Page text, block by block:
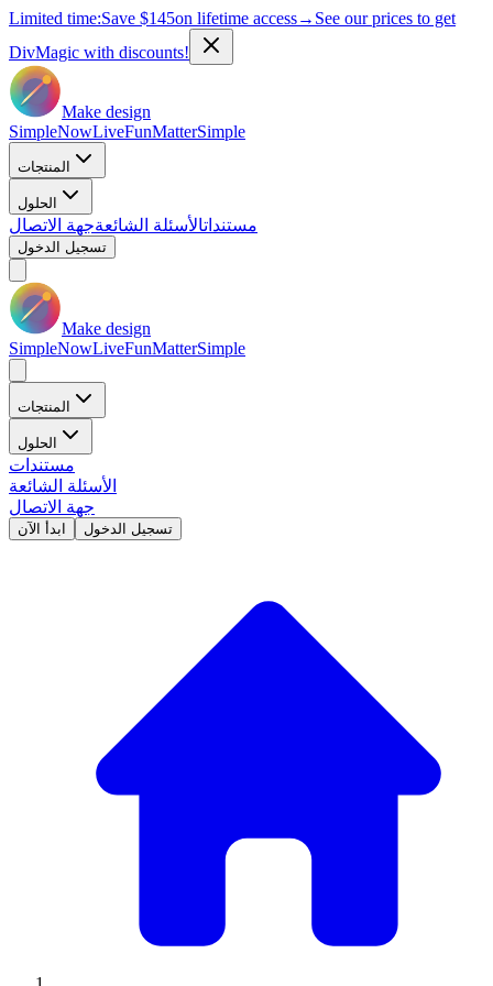
Limited time:Save $145on lifetime access→ See our prices to get
DivMagic with discounts!
Make design
SimpleNowLiveFunMatterSimple
المنتجات
الحلول
مستنداتالأسئلة الشائعةجهة الاتصال
تسجيل الدخول
Make design
SimpleNowLiveFunMatterSimple
المنتجات
الحلول
مستندات
الأسئلة الشائعة
جهة الاتصال
ابدأ الآن تسجيل الدخول